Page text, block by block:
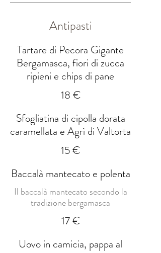
Antipasti
Tartare di Pecora Gigante
Bergamasca, fiori di zucca
ripieni e chips di pane
18 €
Sfogliatina di cipolla dorata
caramellata e Agrì di Valtorta
15 €
Baccalà mantecato e polenta
Il baccalà mantecato secondo la
tradizione bergamasca
17 €
Uovo in camicia, pappa al